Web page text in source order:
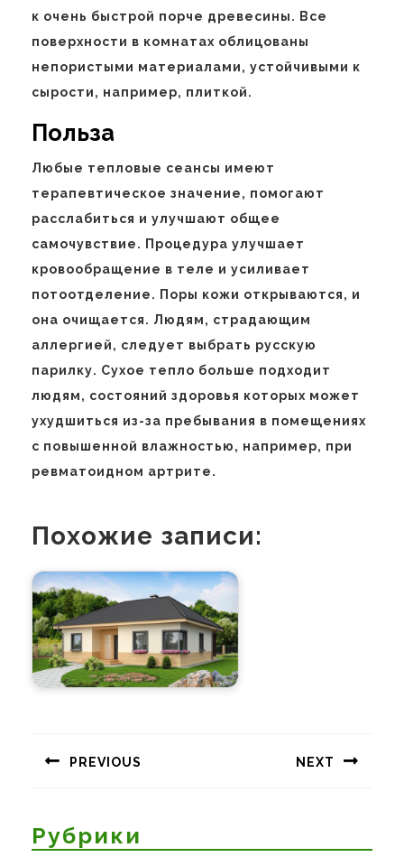
к очень быстрой порче древесины. Все
поверхности в комнатах облицованы
непористыми материалами, устойчивыми к
сырости, например, плиткой.
Польза
Любые тепловые сеансы имеют
терапевтическое значение, помогают
расслабиться и улучшают общее
самочувствие. Процедура улучшает
кровообращение в теле и усиливает
потоотделение. Поры кожи открываются, и
она очищается. Людям, страдающим
аллергией, следует выбрать русскую
парилку. Сухое тепло больше подходит
людям, состояний здоровья которых может
ухудшиться из-за пребывания в помещениях
с повышенной влажностью, например, при
ревматоидном артрите.
Похожие записи:
записям
PREVIOUS NEXT
Рубрики